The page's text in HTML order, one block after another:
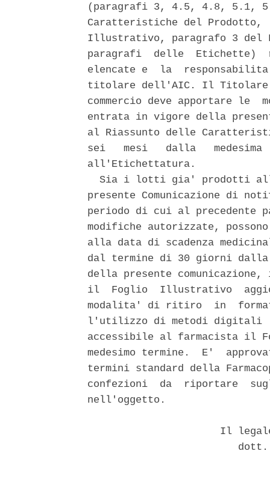
(paragrafi 3, 4.5, 4.8, 5.1,
Caratteristiche del
Illustrativo, paragrafo 3
paragrafi  delle  Etichette)
elencate e  la
titolare dell'AIC. Il Titolare
commercio deve apportare
entrata in vigore della
al Riassunto delle
sei   mesi   dalla
all'Etichettatura.
Sia i lotti gia' prodotti
presente Comunicazione di
periodo di cui al precedente
modifiche autorizzate,
alla data di scadenza
dal termine di 30 giorni
della presente
il  Foglio  Illustrativo
modalita' di ritiro  in
l'utilizzo di metodi digitali
accessibile al farmacista il
medesimo termine.  E'
termini standard della
confezioni  da  riportare
nell'oggetto.
Il